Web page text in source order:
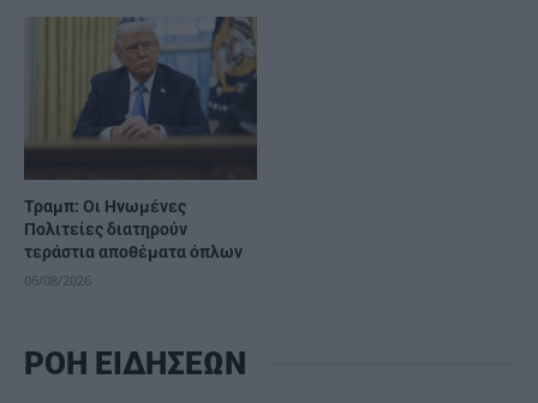
Τραμπ: Οι Ηνωμένες
Πολιτείες διατηρούν
τεράστια αποθέματα όπλων
06/08/2026
ΡΟΗ ΕΙΔΗΣΕΩΝ